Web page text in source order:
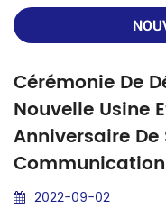
Cérémonie De
Nouvelle Usine
Anniversaire
Communication
2022-09-02